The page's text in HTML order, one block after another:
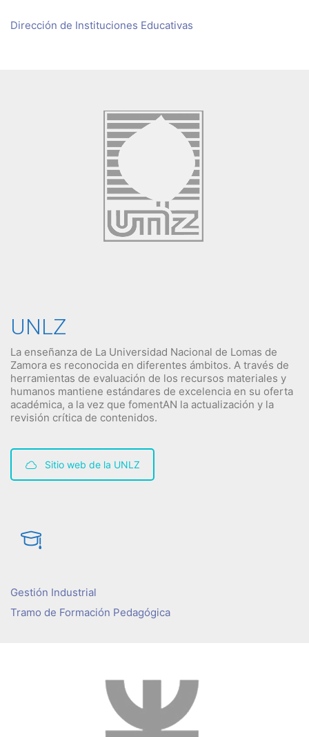
Dirección de Instituciones Educativas
UNLZ
La enseñanza de La Universidad Nacional de Lomas de
Zamora es reconocida en diferentes ámbitos. A través de
herramientas de evaluación de los recursos materiales y
humanos mantiene estándares de excelencia en su oferta
académica, a la vez que fomentAN la actualización y la
revisión crítica de contenidos.
Sitio web de la UNLZ
Gestión Industrial
Tramo de Formación Pedagógica